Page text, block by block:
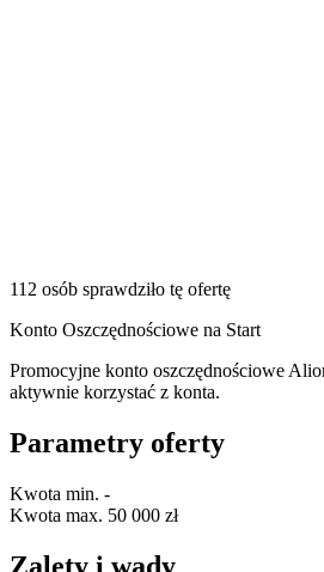
112 osób sprawdziło tę ofertę
Konto Oszczędnościowe na Start
Promocyjne konto oszczędnościowe
aktywnie korzystać z konta.
Parametry oferty
Kwota min. -
Kwota max. 50 000 zł
Zalety i wady